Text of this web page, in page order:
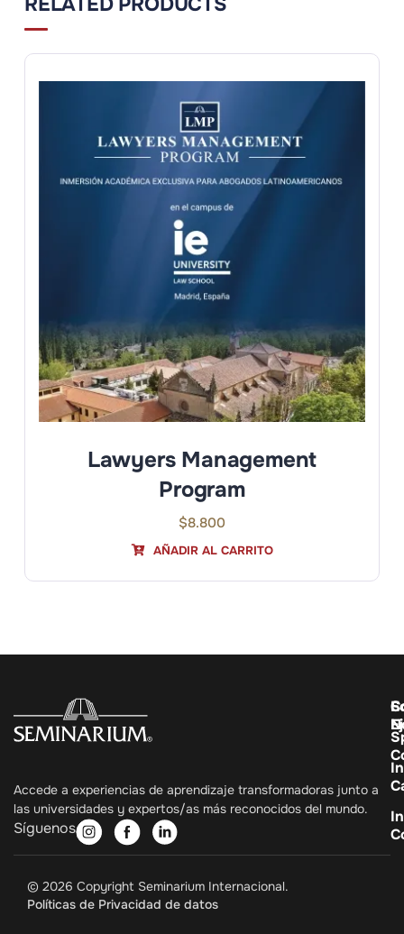
Lawyers Management
Program
$8.800
AÑADIR AL CARRITO
Accede a experiencias de aprendizaje transformadoras junto a
las universidades y expertos/as más reconocidos del mundo.
Síguenos
In
In
© 2026 Copyright Seminarium Internacional.
Políticas de Privacidad de datos